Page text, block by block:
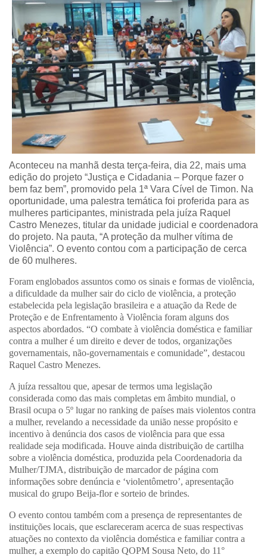
Aconteceu na manhã desta terça-feira, dia 22, mais uma
edição do projeto “Justiça e Cidadania – Porque fazer o
bem faz bem”, promovido pela 1ª Vara Cível de Timon. Na
oportunidade, uma palestra temática foi proferida para as
mulheres participantes, ministrada pela juíza Raquel
Castro Menezes, titular da unidade judicial e coordenadora
do projeto. Na pauta, “A proteção da mulher vítima de
Violência”. O evento contou com a participação de cerca
de 60 mulheres.
Foram englobados assuntos como os sinais e formas de violência,
a dificuldade da mulher sair do ciclo de violência, a proteção
estabelecida pela legislação brasileira e a atuação da Rede de
Proteção e de Enfrentamento à Violência foram alguns dos
aspectos abordados. “O combate à violência doméstica e familiar
contra a mulher é um direito e dever de todos, organizações
governamentais, não-governamentais e comunidade”, destacou
Raquel Castro Menezes.
A juíza ressaltou que, apesar de termos uma legislação
considerada como das mais completas em âmbito mundial, o
Brasil ocupa o 5º lugar no ranking de países mais violentos contra
a mulher, revelando a necessidade da união nesse propósito e
incentivo à denúncia dos casos de violência para que essa
realidade seja modificada. Houve ainda distribuição de cartilha
sobre a violência doméstica, produzida pela Coordenadoria da
Mulher/TJMA, distribuição de marcador de página com
informações sobre denúncia e ‘violentômetro’, apresentação
musical do grupo Beija-flor e sorteio de brindes.
O evento contou também com a presença de representantes de
instituições locais, que esclareceram acerca de suas respectivas
atuações no contexto da violência doméstica e familiar contra a
mulher, a exemplo do capitão QOPM Sousa Neto, do 11°